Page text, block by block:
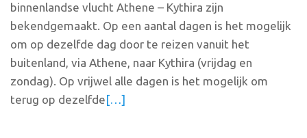
binnenlandse vlucht Athene – Kythira zijn
bekendgemaakt. Op een aantal dagen is het mogelijk
om op dezelfde dag door te reizen vanuit het
buitenland, via Athene, naar Kythira (vrijdag en
zondag). Op vrijwel alle dagen is het mogelijk om
terug op dezelfde[…]